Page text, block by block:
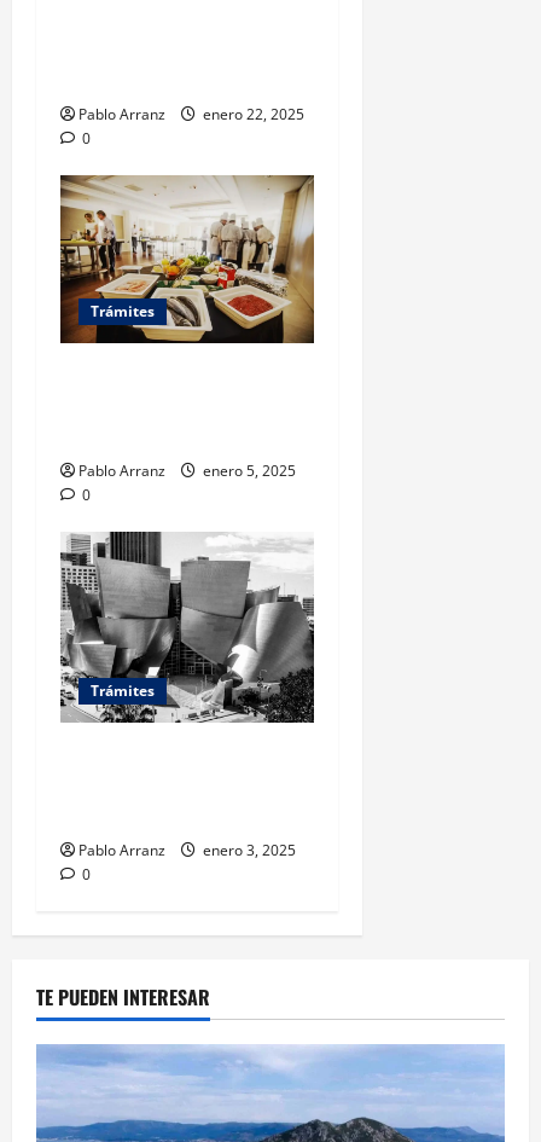
Pablo Arranz
enero 22, 2025
0
Trámites
Pablo Arranz
enero 5, 2025
0
Trámites
Pablo Arranz
enero 3, 2025
0
TE PUEDEN INTERESAR